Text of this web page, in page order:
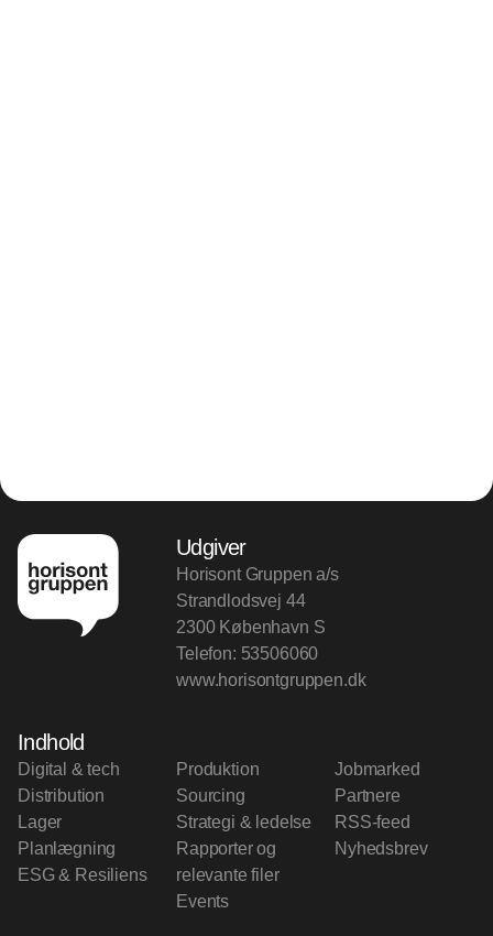
Udgiver
Horisont Gruppen a/s
Strandlodsvej 44
2300 København S
Telefon: 53506060
www.horisontgruppen.dk
Indhold
Digital & tech
Distribution
Lager
Planlægning
ESG & Resiliens
Produktion
Sourcing
Strategi & ledelse
Rapporter og
relevante filer
Events
Jobmarked
Partnere
RSS-feed
Nyhedsbrev